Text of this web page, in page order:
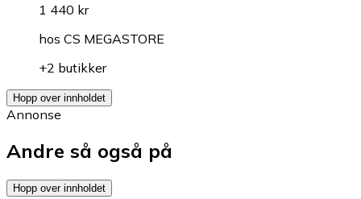
1 440 kr
hos CS MEGASTORE
+2 butikker
Hopp over innholdet
Annonse
Andre så også på
Hopp over innholdet